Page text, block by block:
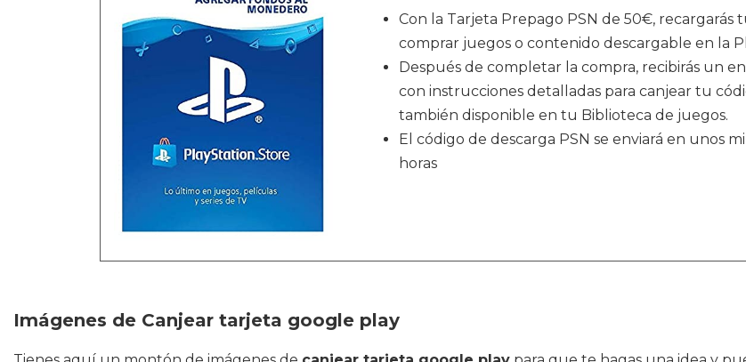
Con la Tarjeta Prepago PSN de 50€,
comprar juegos o contenido descargable en la
Después de completar la compra, recibirás un
con instrucciones detalladas para canjear tu
también disponible en tu Biblioteca de juegos.
El código de descarga PSN se enviará en unos
horas
Imágenes de Canjear tarjeta google play